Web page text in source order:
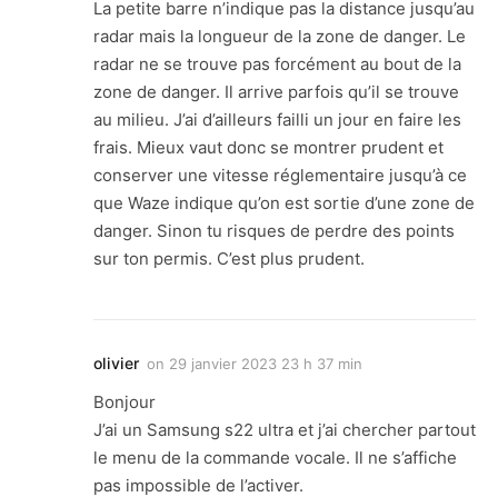
La petite barre n’indique pas la distance jusqu’au
radar mais la longueur de la zone de danger. Le
radar ne se trouve pas forcément au bout de la
zone de danger. Il arrive parfois qu’il se trouve
au milieu. J’ai d’ailleurs failli un jour en faire les
frais. Mieux vaut donc se montrer prudent et
conserver une vitesse réglementaire jusqu’à ce
que Waze indique qu’on est sortie d’une zone de
danger. Sinon tu risques de perdre des points
sur ton permis. C’est plus prudent.
olivier on 29 janvier 2023 23 h 37 min
Bonjour
J’ai un Samsung s22 ultra et j’ai chercher partout
le menu de la commande vocale. Il ne s’affiche
pas impossible de l’activer.